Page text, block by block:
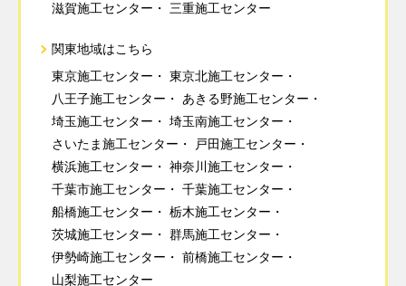
滋賀施工センター
三重施工センター
関東地域はこちら
東京施工センター
東京北施工センター
八王子施工センター
あきる野施工センター
埼玉施工センター
埼玉南施工センター
さいたま施工センター
戸田施工センター
横浜施工センター
神奈川施工センター
千葉市施工センター
千葉施工センター
船橋施工センター
栃木施工センター
茨城施工センター
群馬施工センター
伊勢崎施工センター
前橋施工センター
山梨施工センター